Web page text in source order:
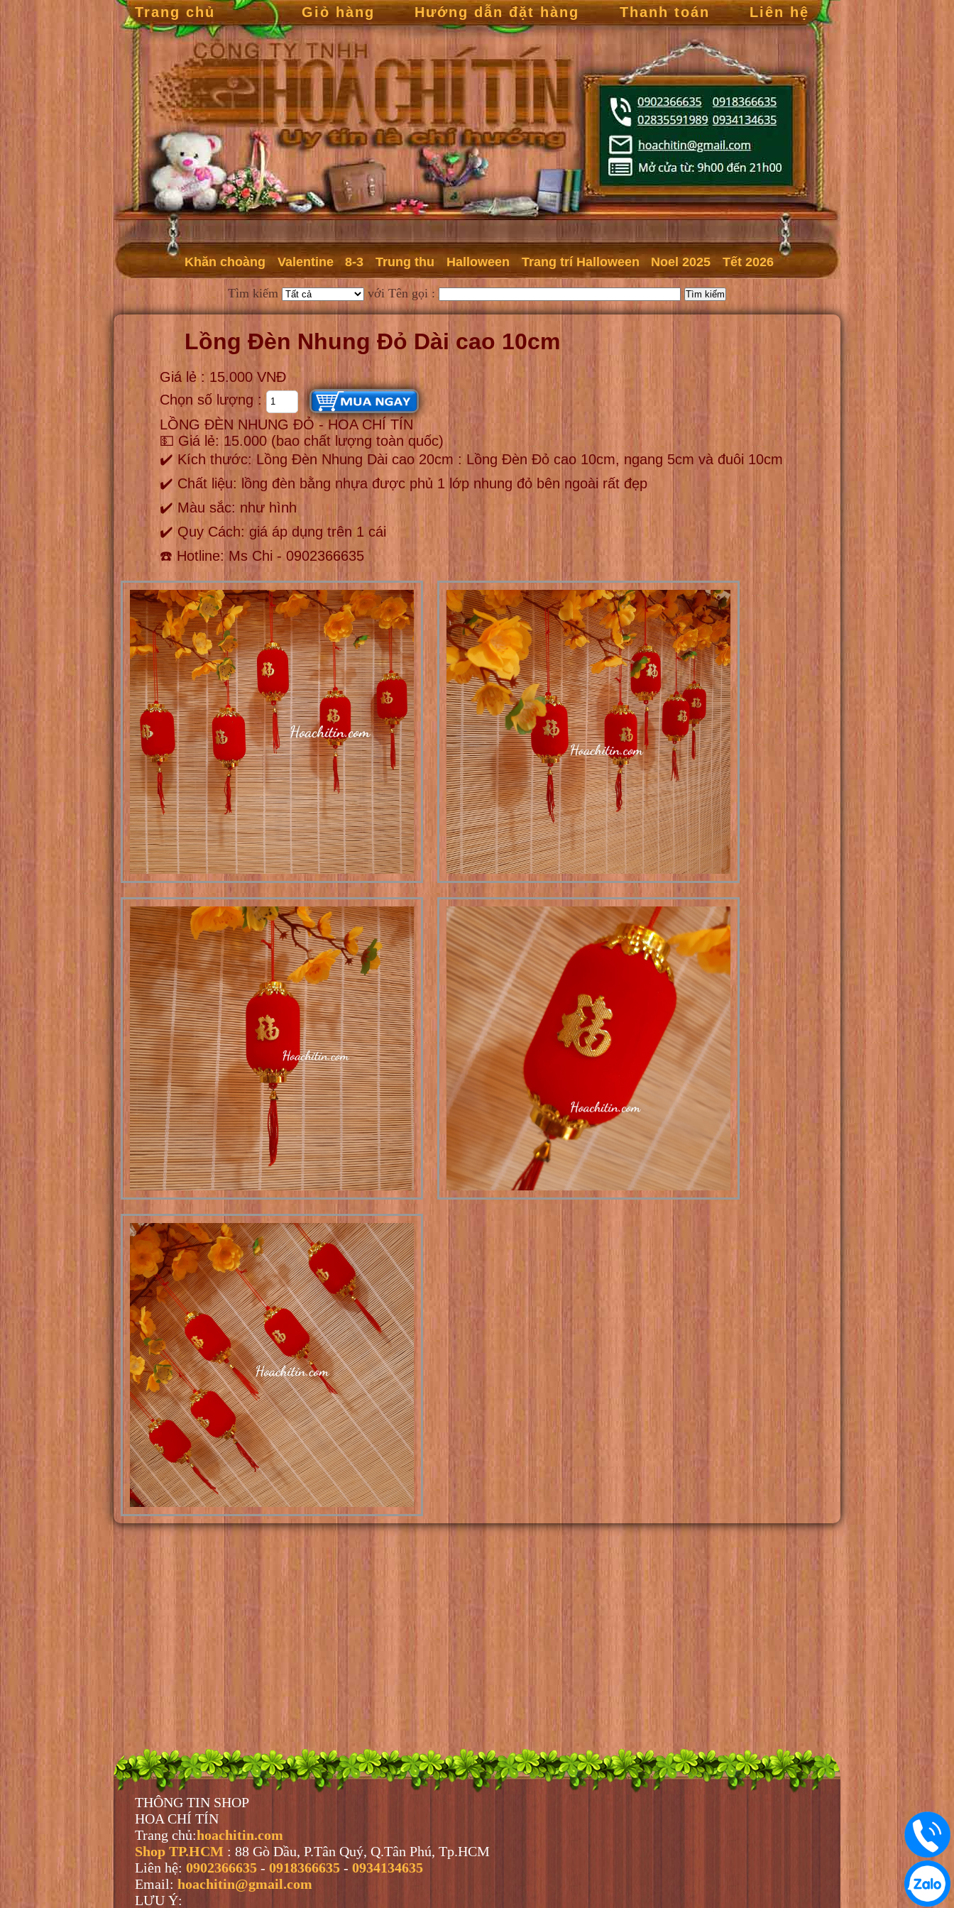
Trang chủ Giỏ hàng Hướng dẫn đặt hàng Thanh toán Liên hệ
Khăn choàng Valentine 8-3 Trung thu Halloween Trang trí Halloween Noel 2025 Tết 2026
Tìm kiếm với Tên gọi :
Lồng Đèn Nhung Đỏ Dài cao 10cm
Giá lẻ : 15.000 VNĐ
Chọn số lượng :
LỒNG ĐÈN NHUNG ĐỎ - HOA CHÍ TÍN
💵 Giá lẻ: 15.000 (bao chất lượng toàn quốc)
✔️ Kích thước: Lồng Đèn Nhung Dài cao 20cm : Lồng Đèn Đỏ cao 10cm, ngang 5cm và đuôi 10cm
✔️ Chất liệu: lồng đèn bằng nhựa được phủ 1 lớp nhung đỏ bên ngoài rất đẹp
✔️ Màu sắc: như hình
✔️ Quy Cách: giá áp dụng trên 1 cái
☎️ Hotline: Ms Chi - 0902366635
THÔNG TIN SHOP
HOA CHÍ TÍN
Trang chủ:hoachitin.com
Shop TP.HCM : 88 Gò Dầu, P.Tân Quý, Q.Tân Phú, Tp.HCM
Liên hệ: 0902366635 - 0918366635 - 0934134635
Email: hoachitin@gmail.com
LƯU Ý: